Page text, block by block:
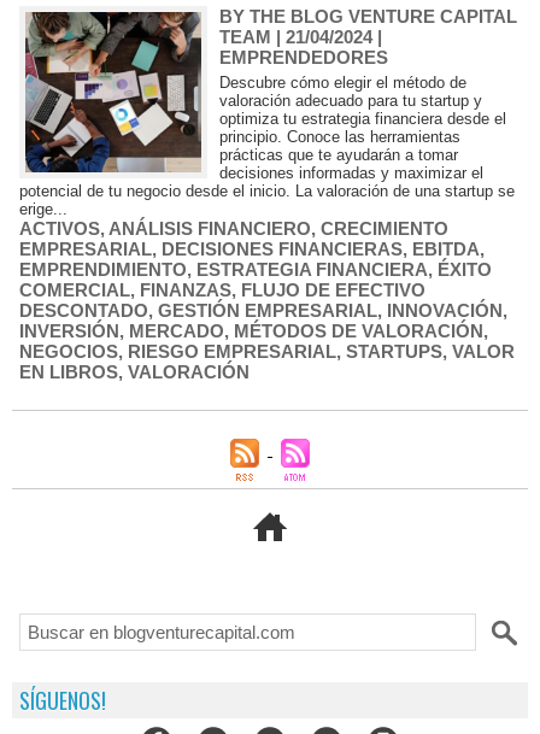
BY THE BLOG VENTURE CAPITAL
TEAM | 21/04/2024|
EMPRENDEDORES
Descubre cómo elegir el método de
valoración adecuado para tu startup y
optimiza tu estrategia financiera desde el
principio. Conoce las herramientas
prácticas que te ayudarán a tomar
decisiones informadas y maximizar el
potencial de tu negocio desde el inicio. La valoración de una startup se
erige...
ACTIVOS, ANÁLISIS FINANCIERO, CRECIMIENTO
EMPRESARIAL, DECISIONES FINANCIERAS, EBITDA,
EMPRENDIMIENTO, ESTRATEGIA FINANCIERA, ÉXITO
COMERCIAL, FINANZAS, FLUJO DE EFECTIVO
DESCONTADO, GESTIÓN EMPRESARIAL, INNOVACIÓN,
INVERSIÓN, MERCADO, MÉTODOS DE VALORACIÓN,
NEGOCIOS, RIESGO EMPRESARIAL, STARTUPS, VALOR
EN LIBROS, VALORACIÓN
SÍGUENOS!